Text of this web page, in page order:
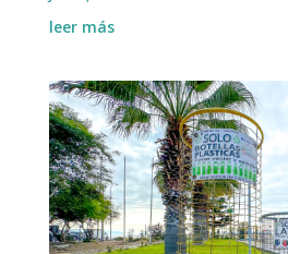
leer más